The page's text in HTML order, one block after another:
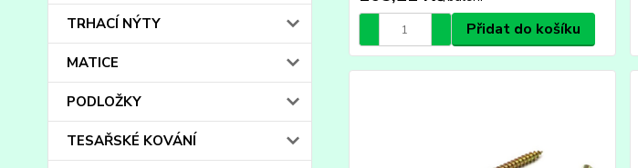
TRHACÍ NÝTY
MATICE
PODLOŽKY
TESAŘSKÉ KOVÁNÍ
Přidat do košíku